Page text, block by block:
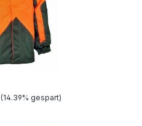
Preis:
(14.39% gespart)